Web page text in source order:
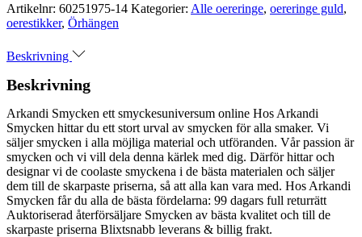
Artikelnr: 60251975-14 Kategorier: Alle oereringe, oereringe guld,
oerestikker, Örhängen
Beskrivning
Beskrivning
Arkandi Smycken ett smyckesuniversum online Hos Arkandi
Smycken hittar du ett stort urval av smycken för alla smaker. Vi
säljer smycken i alla möjliga material och utföranden. Vår passion är
smycken och vi vill dela denna kärlek med dig. Därför hittar och
designar vi de coolaste smyckena i de bästa materialen och säljer
dem till de skarpaste priserna, så att alla kan vara med. Hos Arkandi
Smycken får du alla de bästa fördelarna: 99 dagars full returrätt
Auktoriserad återförsäljare Smycken av bästa kvalitet och till de
skarpaste priserna Blixtsnabb leverans & billig frakt.